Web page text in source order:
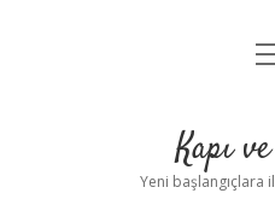
Yasal
Kapı
Yeni başlangıçlara